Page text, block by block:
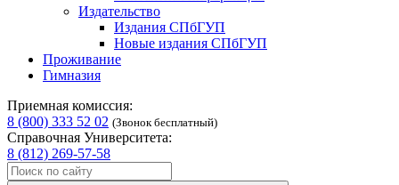
Издательство
Издания СПбГУП
Новые издания СПбГУП
Проживание
Гимназия
Приемная комиссия:
8 (800) 333 52 02 (Звонок бесплатный)
Справочная Университета:
8 (812) 269-57-58